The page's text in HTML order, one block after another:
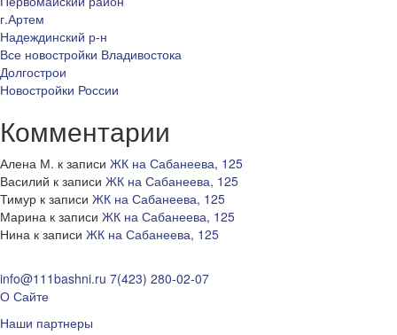
г.Артем
Надеждинский р-н
Все новостройки Владивостока
Долгострои
Новостройки России
Комментарии
Алена М. к записи ЖК на Сабанеева, 125
Василий к записи ЖК на Сабанеева, 125
Тимур к записи ЖК на Сабанеева, 125
Марина к записи ЖК на Сабанеева, 125
Нина к записи ЖК на Сабанеева, 125
info@111bashni.ru 7(423) 280-02-07
О Сайте
Наши партнеры